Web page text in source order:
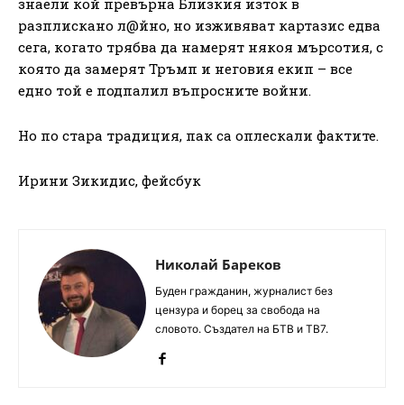
разплискано л@йно, но изживяват картазис едва
сега, когато трябва да намерят някоя мърсотия, с
която да замерят Тръмп и неговия екип – все
едно той е подпалил въпросните войни.
Но по стара традиция, пак са оплескали фактите.
Ирини Зикидис, фейсбук
Николай Бареков
Буден гражданин, журналист без
цензура и борец за свобода на
словото. Създател на БТВ и ТВ7.